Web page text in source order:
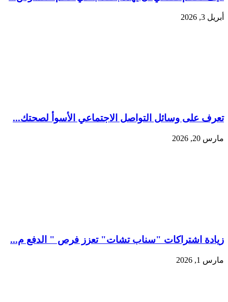
أبريل 3, 2026
تعرف على وسائل التواصل الاجتماعي الأسوأ لصحتك...
مارس 20, 2026
زيادة اشتراكات "سناب تشات" تعزز فرص " الدفع م...
مارس 1, 2026